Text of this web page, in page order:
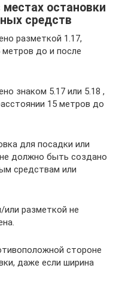
остановки
средств
разметкой 1.17,
до и после
знаком 5.17 или 5.18 ,
15 метров до
для посадки или
должно быть создано
средствам или
разметкой не
стороне
даже если ширина